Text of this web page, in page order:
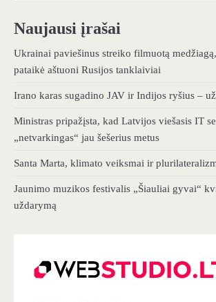
Naujausi įrašai
Ukrainai paviešinus streiko filmuotą
pataikė aštuoni Rusijos tanklaiviai
Irano karas sugadino JAV ir Indijos ryšius –
Ministras pripažįsta, kad Latvijos viešasis IT
„netvarkingas“ jau šešerius metus
Santa Marta, klimato veiksmai ir
Jaunimo muzikos festivalis „Šiauliai gyvai“
uždarymą